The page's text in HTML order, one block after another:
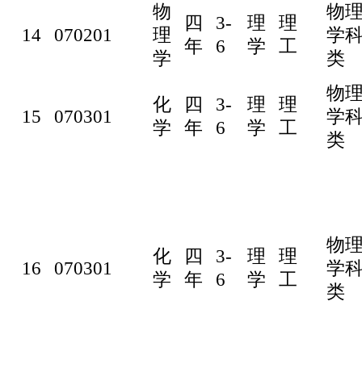
14 070201
物
理
学
四
年
3-
6
理
学
理
工
物
学
类
15 070301
化
学
四
年
3-
6
理
学
理
工
物
学
类
16 070301
化
学
四
年
3-
6
理
学
理
工
物
学
类